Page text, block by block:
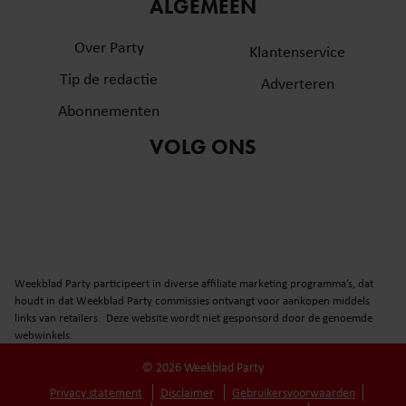
partners kunnen deze gegevens combineren met andere
verzameld op basis van uw gebruik van hun services. U
gaat akkoord met onze cookies als u onze website blijft
ALGEMEEN
Over Party
Tip de redactie
Abonnementen
Klantenservice
Adverteren
VOLG ONS
Weekblad Party participeert in diverse affiliate marketing programma’s, dat
houdt in dat Weekblad Party commissies ontvangt voor aankopen middels
links van retailers. Deze website wordt niet gesponsord door de genoemde
webwinkels.
© 2026 Weekblad Party
Privacy statement
Disclaimer
Gebruikersvoorwaarden